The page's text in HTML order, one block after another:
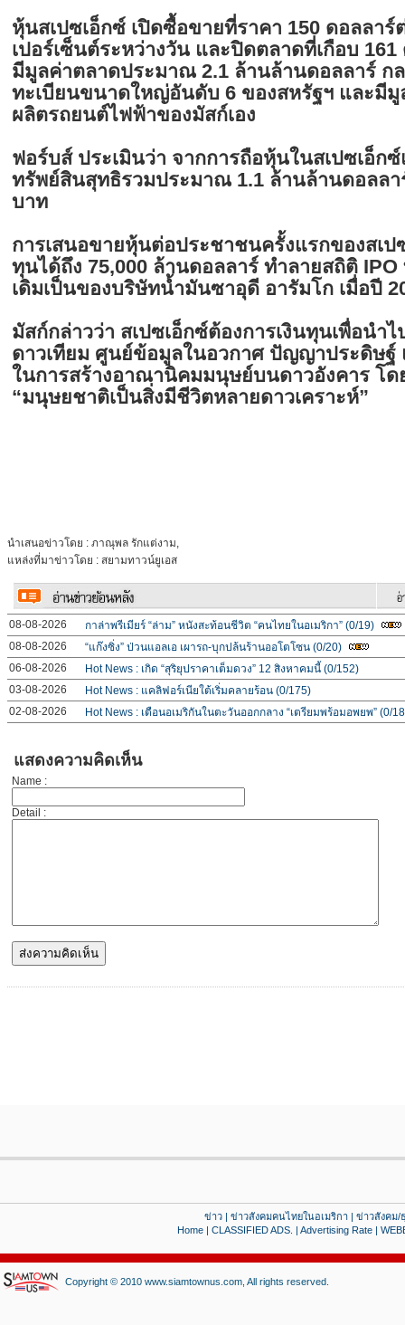
หุ้นสเปซเอ็กซ์ เปิดซื้อขายที่ราคา 150 ดอลลา
เปอร์เซ็นต์ระหว่างวัน และปิดตลาดที่เกือบ
มีมูลค่าตลาดประมาณ 2.1 ล้านล้านดอลลาร์ ก
ทะเบียนขนาดใหญ่อันดับ 6 ของสหรัฐฯ และมีมู
ผลิตรถยนต์ไฟฟ้าของมัสก์เอง
ฟอร์บส์ ประเมินว่า จากการถือหุ้นในสเปซเอ็ก
ทรัพย์สินสุทธิรวมประมาณ 1.1 ล้านล้านดอลลา
บาท
การเสนอขายหุ้นต่อประชาชนครั้งแรกของสเป
ทุนได้ถึง 75,000 ล้านดอลลาร์ ทำลายสถิติ
เดิมเป็นของบริษัทน้ำมันซาอุดี อารัมโก เมื่อปี
มัสก์กล่าวว่า สเปซเอ็กซ์ต้องการเงินทุนเพื่อนำ
ดาวเทียม ศูนย์ข้อมูลในอวกาศ ปัญญาประดิษฐ์
ในการสร้างอาณานิคมมนุษย์บนดาวอังคาร โ
“มนุษยชาติเป็นสิ่งมีชีวิตหลายดาวเคราะห์”
นำเสนอข่าวโดย : ภาณุพล รักแต่งาม,
แหล่งที่มาข่าวโดย : สยามทาวน์ยูเอส
08-08-2026
กาล่าพรีเมียร์ “ล่าม” หนังสะท้อนชีวิต “คนไทยในอเมริกา” (0/19)
08-08-2026
“แก๊งซิ่ง” ป่วนแอลเอ เผารถ-บุกปล้นร้านออโตโซน (0/20)
06-08-2026
Hot News : เกิด “สุริยุปราคาเต็มดวง” 12 สิงหาคมนี้ (0/152)
03-08-2026
Hot News : แคลิฟอร์เนียใต้เริ่มคลายร้อน (0/175)
02-08-2026
Hot News : เตือนอเมริกันในตะวันออกกลาง “เตรียมพร้อมอพยพ” (0/
แสดงความคิดเห็น
Name :
Detail :
ข่าว| ข่าวสังคมคนไทยในอเมริกา| ข่าวสังคม/
Home| CLASSIFIED ADS. Advertising Rate|
Copyright © 2010 www.siamtownus.com, All rights reserved.